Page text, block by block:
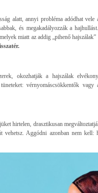
alatt, annyi probléma adódhat vele
és megakadályozzák a
miatt az addig „pihenő
okozhatják a hajszálak
vérnyomáscsökkentők vagy
hirtelen, drasztikusan
vehetsz. Aggódni azonban nem kell: